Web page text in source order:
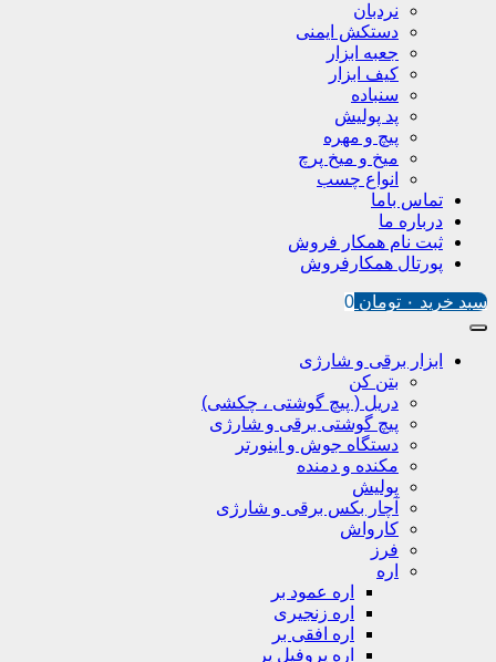
نردبان
دستکش ایمنی
جعبه ابزار
کیف ابزار
سنباده
پد پولیش
پیچ و مهره
میخ و میخ پرچ
انواع چسب
تماس باما
درباره ما
ثبت نام همکار فروش
پورتال همکارفروش
سبد خرید ۰ تومان 0
ابزار برقی و شارژی
بتن کن
دریل ( پیچ گوشتی ، چکشی)
پیچ گوشتی برقی و شارژی
دستگاه جوش و اینورتر
مکنده و دمنده
پولیش
آچار بکس برقی و شارژی
کارواش
فرز
اره
اره عمود بر
اره زنجیری
اره افقی بر
اره پروفیل پر